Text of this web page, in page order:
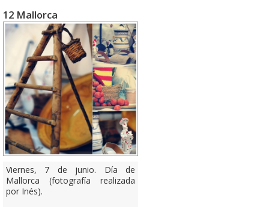
12 Mallorca
Viernes, 7 de junio. Día de
Mallorca (fotografía realizada
por Inés).